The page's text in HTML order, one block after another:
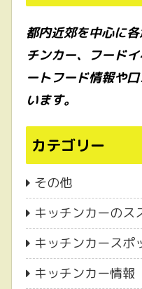
都内近郊を中心に
チンカー、フード
ートフード情報や
います。
カテゴリー
その他
キッチンカーのス
キッチンカースポ
キッチンカー情報